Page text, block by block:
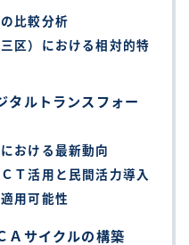
比較分析
区）における相対的特
タルトランスフォー
おける最新動向
Ｔ活用と民間活力導入
用可能性
Ａサイクルの構築